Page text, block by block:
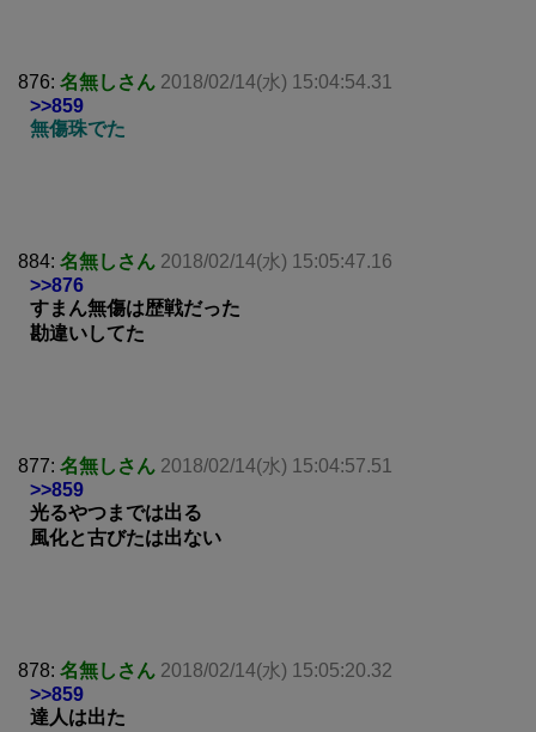
876: 名無しさん 2018/02/14(水) 15:04:54.31
>>859
無傷珠でた
884: 名無しさん 2018/02/14(水) 15:05:47.16
>>876
すまん無傷は歴戦だった
勘違いしてた
877: 名無しさん 2018/02/14(水) 15:04:57.51
>>859
光るやつまでは出る
風化と古びたは出ない
878: 名無しさん 2018/02/14(水) 15:05:20.32
>>859
達人は出た